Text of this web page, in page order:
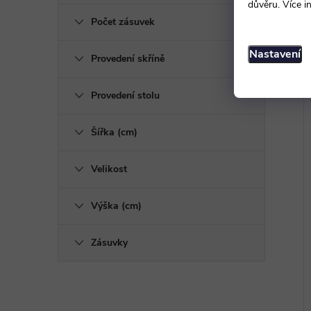
důvěru. Více
Nastavení
Počet zásuvek
Provedení skříně
Provedení stolu
Šířka (cm)
Velikost
Výška (cm)
Zásuvky